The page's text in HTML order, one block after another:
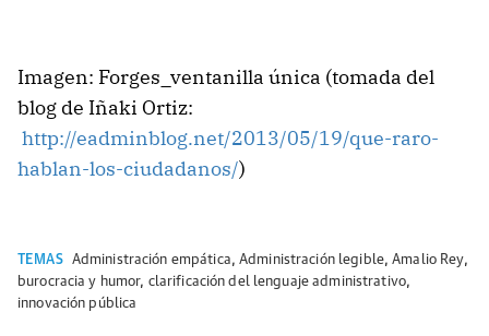
Imagen: Forges_ventanilla única (tomada del
blog de Iñaki Ortiz:
http://eadminblog.net/2013/05/19/que-raro-
hablan-los-ciudadanos/)
TEMAS Administración empática,Administración legible,Amalio Rey,
burocracia y humor, clarificación del lenguaje administrativo,
innovación pública